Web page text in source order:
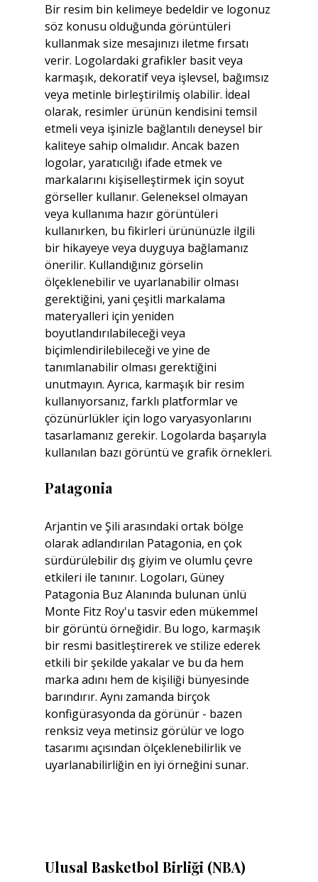
Bir resim bin kelimeye bedeldir ve logonuz
söz konusu olduğunda görüntüleri
kullanmak size mesajınızı iletme fırsatı
verir. Logolardaki grafikler basit veya
karmaşık, dekoratif veya işlevsel, bağımsız
veya metinle birleştirilmiş olabilir. İdeal
olarak, resimler ürünün kendisini temsil
etmeli veya işinizle bağlantılı deneysel bir
kaliteye sahip olmalıdır. Ancak bazen
logolar, yaratıcılığı ifade etmek ve
markalarını kişiselleştirmek için soyut
görseller kullanır. Geleneksel olmayan
veya kullanıma hazır görüntüleri
kullanırken, bu fikirleri ürününüzle ilgili
bir hikayeye veya duyguya bağlamanız
önerilir. Kullandığınız görselin
ölçeklenebilir ve uyarlanabilir olması
gerektiğini, yani çeşitli markalama
materyalleri için yeniden
boyutlandırılabileceği veya
biçimlendirilebileceği ve yine de
tanımlanabilir olması gerektiğini
unutmayın. Ayrıca, karmaşık bir resim
kullanıyorsanız, farklı platformlar ve
çözünürlükler için logo varyasyonlarını
tasarlamanız gerekir. Logolarda başarıyla
kullanılan bazı görüntü ve grafik örnekleri.
Patagonia
Arjantin ve Şili arasındaki ortak bölge
olarak adlandırılan Patagonia, en çok
sürdürülebilir dış giyim ve olumlu çevre
etkileri ile tanınır. Logoları, Güney
Patagonia Buz Alanında bulunan ünlü
Monte Fitz Roy'u tasvir eden mükemmel
bir görüntü örneğidir. Bu logo, karmaşık
bir resmi basitleştirerek ve stilize ederek
etkili bir şekilde yakalar ve bu da hem
marka adını hem de kişiliği bünyesinde
barındırır. Aynı zamanda birçok
konfigürasyonda da görünür - bazen
renksiz veya metinsiz görülür ve logo
tasarımı açısından ölçeklenebilirlik ve
uyarlanabilirliğin en iyi örneğini sunar.
Ulusal Basketbol Birliği (NBA)